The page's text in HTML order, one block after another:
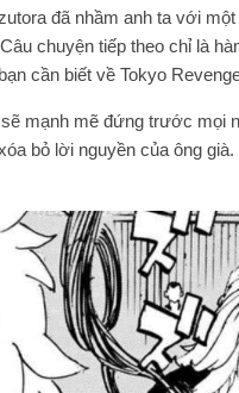
đã nhầm anh ta với
chuyện tiếp theo chỉ là
cần biết về Tokyo
mạnh mẽ đứng trước
bỏ lời nguyền của ông